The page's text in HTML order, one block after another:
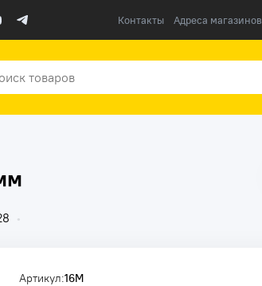
Контакты Адреса магазинов
•
Артикул:16M